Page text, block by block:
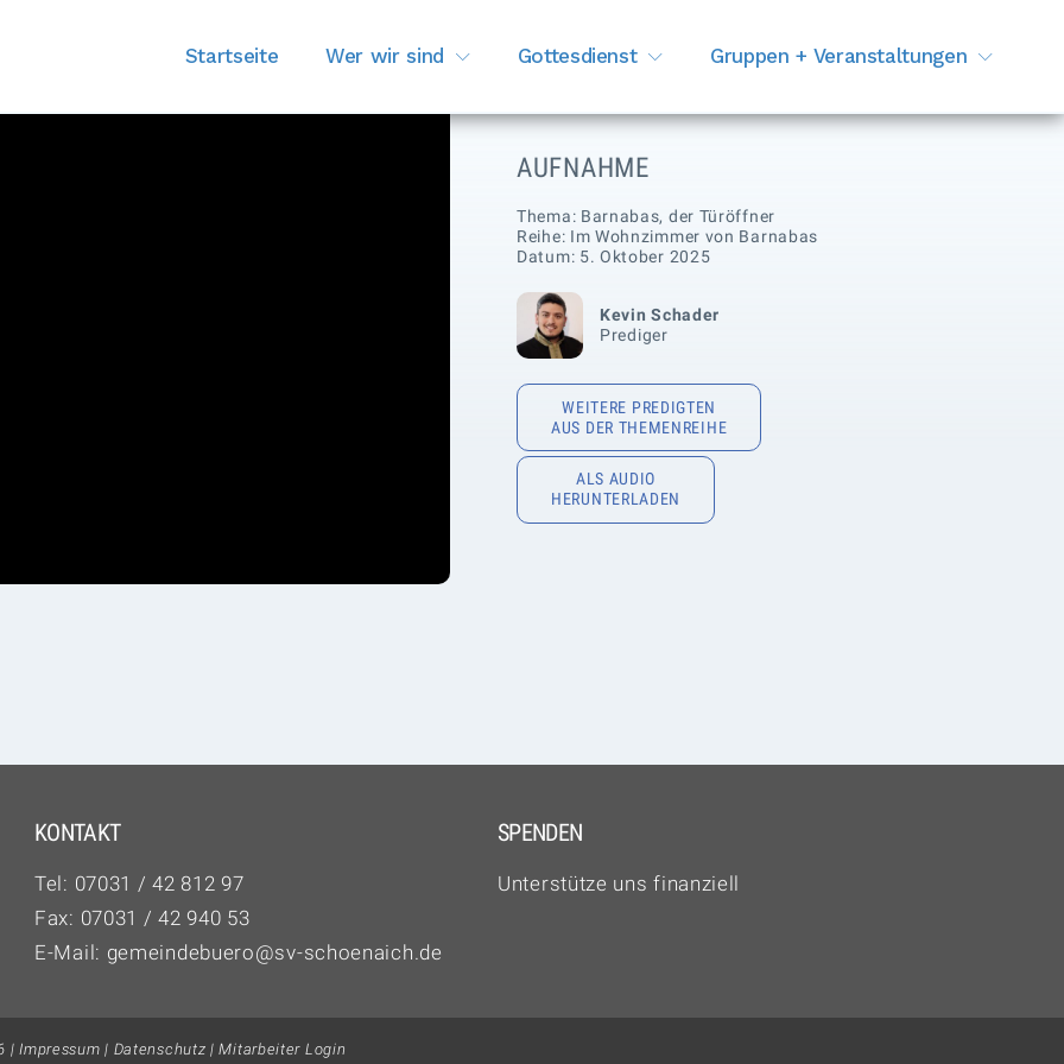
Startseite Wer wir sind Gottesdienst Gruppen + Veranstaltungen
AUFNAHME
Thema: Barnabas, der Türöffner
Reihe: Im Wohnzimmer von Barnabas
Datum: 5. Oktober 2025
Kevin Schader
Prediger
WEITERE PREDIGTEN
AUS DER THEMENREIHE
ALS AUDIO
HERUNTERLADEN
KONTAKT
Tel: 07031 / 42 812 97‬
Fax: 07031 / 42 940 53
E-Mail: gemeindebuero@sv-schoenaich.de
SPENDEN
Unterstütze uns finanziell
| Impressum | Datenschutz |Mitarbeiter Login